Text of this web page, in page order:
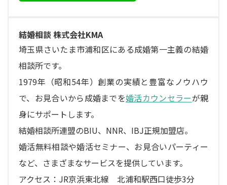
結婚相談 株式会社KMA
埼玉県さいたま市浦和区にある成婚第一主義の結婚
相談所です。
1979年（昭和54年）創業の実績と豊富なノウハウ
で、お見合いから成婚までを婚活カウンセラーが親
身にサポートします。
結婚相談所連盟のBIU、NNR、IBJ正規加盟店。
婚活無料相談や婚活セミナー、お見合いパーティー
など、さまざまなサービスを提供しています。
アクセス：JR京浜東北線 北浦和駅西口徒歩3分